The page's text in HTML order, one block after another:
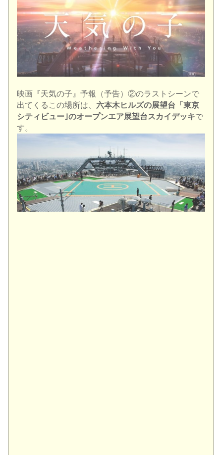
映画『天気の子』予報（予告）②のラストシーンで
出てくるこの場所は、 六本木ヒルズの展望台「東京
シティビュー｣のオープンエア展望台スカイデッキで
す。